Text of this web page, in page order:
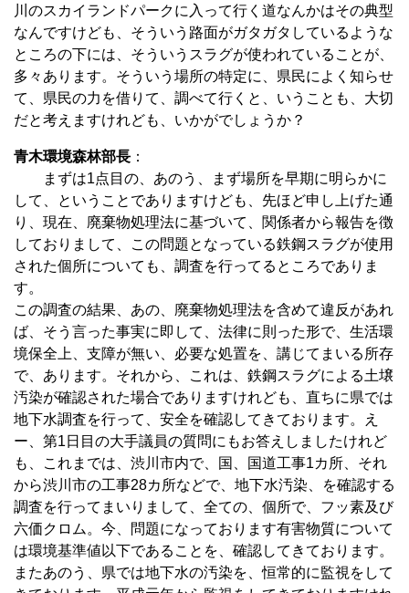
川のスカイランドパークに入って行く道なんかはその典型
なんですけども、そういう路面がガタガタしているような
ところの下には、そういうスラグが使われていることが、
多々あります。そういう場所の特定に、県民によく知らせ
て、県民の力を借りて、調べて行くと、いうことも、大切
だと考えますけれども、いかがでしょうか？
青木環境森林部長 ：
まずは1点目の、あのう、まず場所を早期に明らかに
して、ということでありますけども、先ほど申し上げた通
り、現在、廃棄物処理法に基づいて、関係者から報告を徴
しておりまして、この問題となっている鉄鋼スラグが使用
された個所についても、調査を行ってるところでありま
す。
この調査の結果、あの、廃棄物処理法を含めて違反があれ
ば、そう言った事実に即して、法律に則った形で、生活環
境保全上、支障が無い、必要な処置を、講じてまいる所存
で、あります。それから、これは、鉄鋼スラグによる土壌
汚染が確認された場合でありますけれども、直ちに県では
地下水調査を行って、安全を確認してきております。え
ー、第1日目の大手議員の質問にもお答えしましたけれど
も、これまでは、渋川市内で、国、国道工事1カ所、それ
から渋川市の工事28カ所などで、地下水汚染、を確認する
調査を行ってまいりまして、全ての、個所で、フッ素及び
六価クロム。今、問題になっております有害物質について
は環境基準値以下であることを、確認してきております。
またあのう、県では地下水の汚染を、恒常的に監視をして